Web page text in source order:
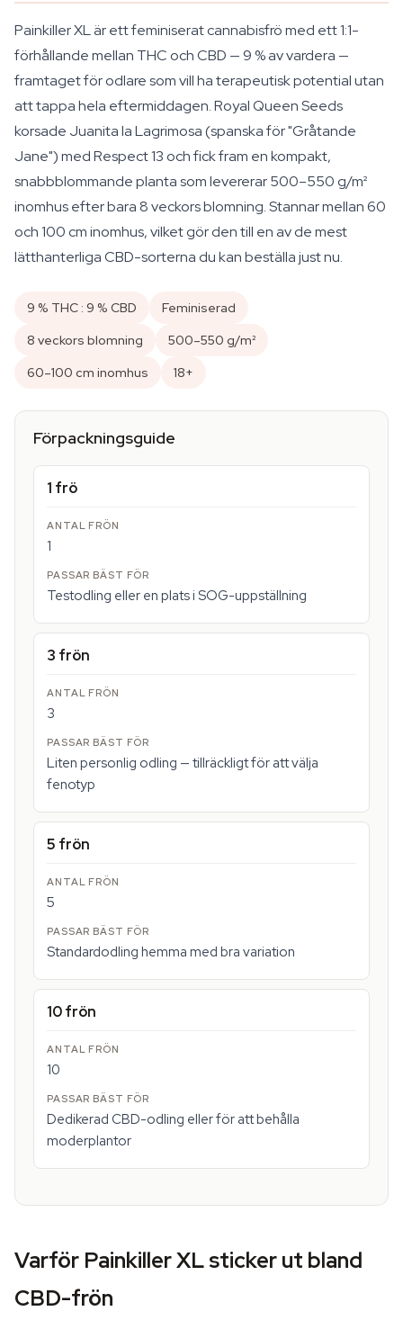
Painkiller XL är ett feminiserat cannabisfrö med ett 1:1-
förhållande mellan THC och CBD — 9 % av vardera —
framtaget för odlare som vill ha terapeutisk potential utan
att tappa hela eftermiddagen. Royal Queen Seeds
korsade Juanita la Lagrimosa (spanska för "Gråtande
Jane") med Respect 13 och fick fram en kompakt,
snabbblommande planta som levererar 500–550 g/m²
inomhus efter bara 8 veckors blomning. Stannar mellan 60
och 100 cm inomhus, vilket gör den till en av de mest
lätthanterliga CBD-sorterna du kan beställa just nu.
9 % THC : 9 % CBD
Feminiserad
8 veckors blomning
500–550 g/m²
60–100 cm inomhus
18+
Förpackningsguide
1 frö
1
Testodling eller en plats i SOG-uppställning
3 frön
3
Liten personlig odling — tillräckligt för att välja
fenotyp
5 frön
5
Standardodling hemma med bra variation
10 frön
10
Dedikerad CBD-odling eller för att behålla
moderplantor
Varför Painkiller XL sticker ut bland
CBD-frön